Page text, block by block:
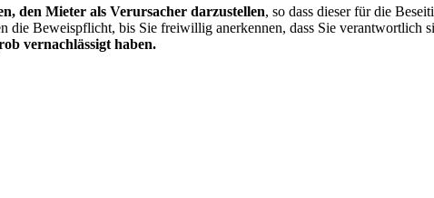
den Mieter als Verursacher darzustellen, so dass dieser für die
die Beweispflicht, bis Sie freiwillig anerkennen, dass Sie verantwortlich
vernachlässigt haben.